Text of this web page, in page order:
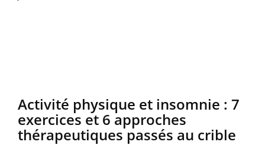
Activité physique et insomnie : 7
exercices et 6 approches
thérapeutiques passés au crible